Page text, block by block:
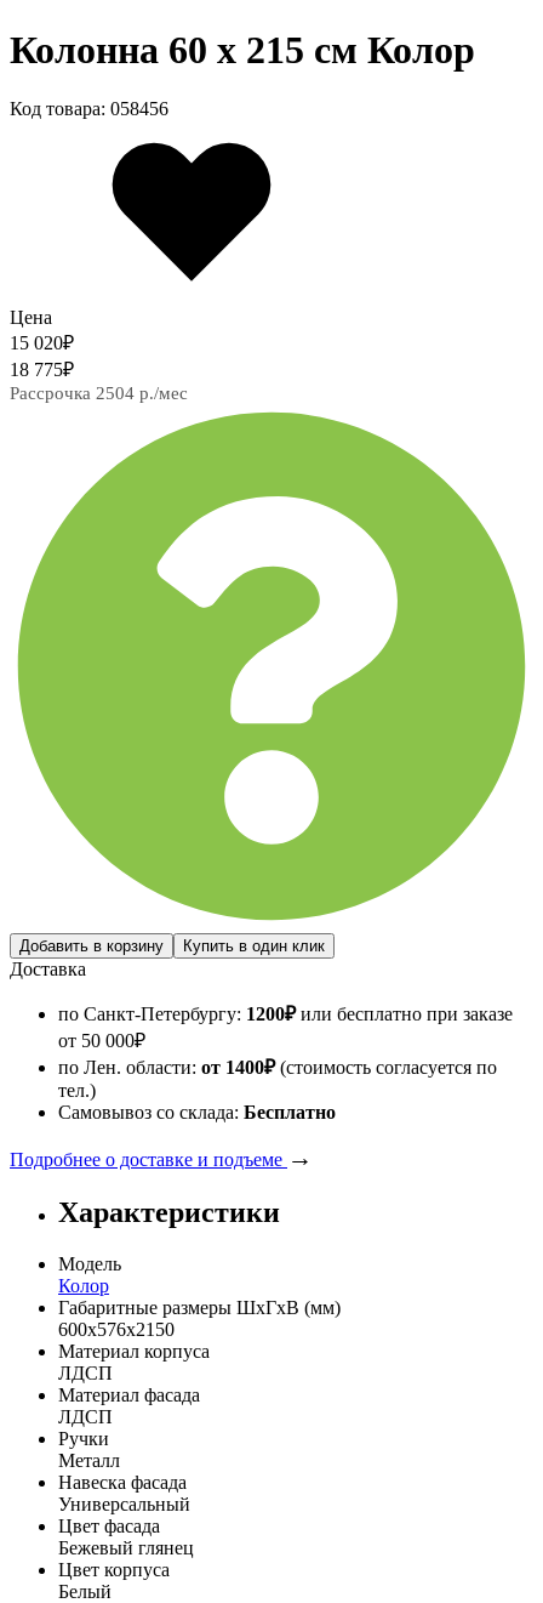
Колонна 60 х 215 см Колор
Код товара: 058456
Цена
15 020₽
18 775₽
Рассрочка 2504 р./мес
Доставка
по Санкт-Петербургу: 1200₽или бесплатно при заказе
от 50 000₽
по Лен. области: от 1400₽(стоимость согласуется по
тел.)
Самовывоз со склада: Бесплатно
Подробнее о доставке и подъеме →
Характеристики
Модель
Колор
Габаритные размеры ШхГхВ (мм)
600х576х2150
Материал корпуса
ЛДСП
Материал фасада
ЛДСП
Ручки
Металл
Навеска фасада
Универсальный
Цвет фасада
Бежевый глянец
Цвет корпуса
Белый